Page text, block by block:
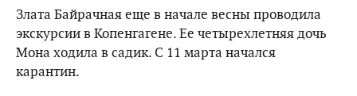
Злата Байрачная еще в начале весны проводила
экскурсии в Копенгагене. Ее четырехлетняя дочь
Мона ходила в садик. С 11 марта начался
карантин.